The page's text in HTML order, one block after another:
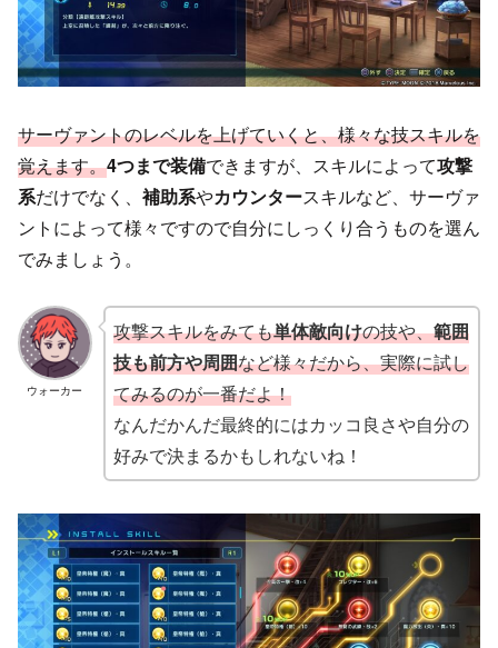
サーヴァントのレベルを上げていくと、様々な技スキルを
覚えます。4つまで装備できますが、スキルによって攻撃
系だけでなく、 補助系やカウンタースキルなど、サーヴァ
ントによって様々ですので自分にしっくり合うものを選ん
でみましょう。
ウォーカー
攻撃スキルをみても単体敵向けの技や、範囲
技も前方や周囲など様々だから、実際に試し
てみるのが一番だよ！
なんだかんだ最終的にはカッコ良さや自分の
好みで決まるかもしれないね！